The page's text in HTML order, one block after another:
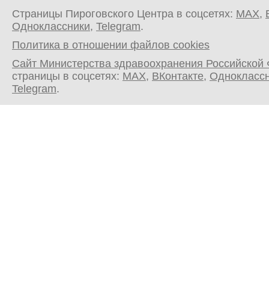
Страницы Пироговского Центра в соцсетях: MAX,
Одноклассники, Telegram.
Политика в отношении файлов cookies
Сайт Министерства здравоохранения
страницы в соцсетях: MAX, ВКонтакте,
Telegram.